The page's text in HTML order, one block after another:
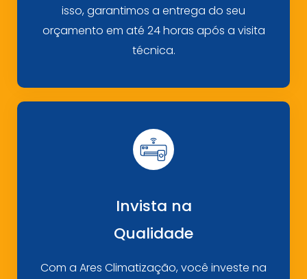
isso, garantimos a entrega do seu
orçamento em até 24 horas após a visita
técnica.
Invista na
Qualidade
Com a Ares Climatização, você investe na